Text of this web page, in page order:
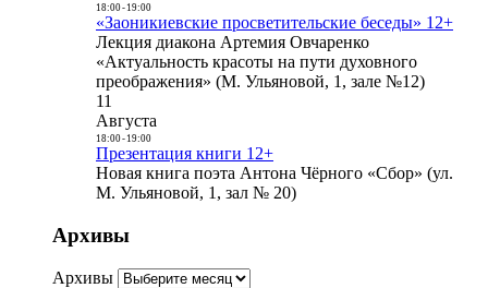
18:00- 19:00
«Заоникиевские просветительские беседы» 12+
Лекция диакона Артемия Овчаренко
«Актуальность красоты на пути духовного
преображения» (М. Ульяновой, 1, зале №12)
11
Августа
18:00- 19:00
Презентация книги 12+
Новая книга поэта Антона Чёрного «Сбор» (ул.
М. Ульяновой, 1, зал № 20)
Архивы
Архивы